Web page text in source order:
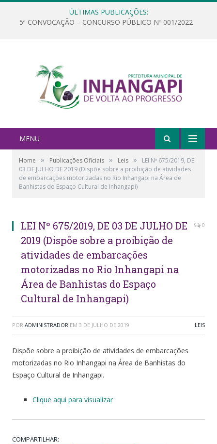
ÚLTIMAS PUBLICAÇÕES:
5ª CONVOCAÇÃO – CONCURSO PÚBLICO Nº 001/2022
MENU
Home » Publicações Oficiais » Leis »
LEI Nº 675/2019, DE
03 DE JULHO DE 2019 (Dispõe sobre a proibição de atividades
de embarcações motorizadas no Rio Inhangapi na Área de
Banhistas do Espaço Cultural de Inhangapi)
LEI Nº 675/2019, DE 03 DE JULHO DE
2019 (Dispõe sobre a proibição de
atividades de embarcações
motorizadas no Rio Inhangapi na
Área de Banhistas do Espaço
Cultural de Inhangapi)
0
POR ADMINISTRADOR EM 3 DE JULHO DE 2019 LEIS
Dispõe sobre a proibição de atividades de embarcações
motorizadas no Rio Inhangapi na Área de Banhistas do
Espaço Cultural de Inhangapi.
Clique aqui para visualizar
COMPARTILHAR: